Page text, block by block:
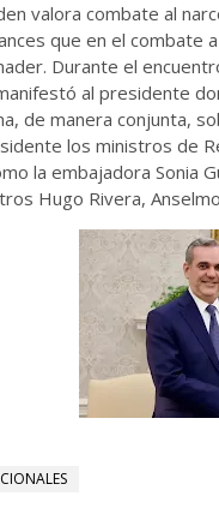
valora combate al
que en el combate
Durante el
al presidente
de manera conjunta,
los ministros de
la embajadora Sonia
Hugo Rivera,